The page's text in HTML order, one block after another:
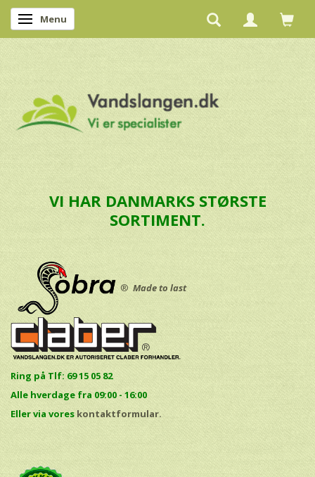
Skifte navigation
Menu
VI HAR DANMARKS STØRSTE
SORTIMENT.
® Made to last
Ring på Tlf: 69 15 05 82
Alle hverdage fra 09:00 - 16:00
Eller via vores kontaktformular.